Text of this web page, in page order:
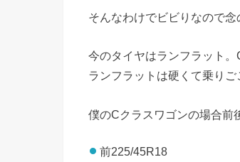
そんなわけでビビりなので念
今のタイヤはランフラット
ランフラットは硬くて乗り
僕のCクラスワゴンの場合前
前225/45R18